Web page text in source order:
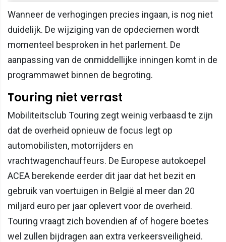
Wanneer de verhogingen precies ingaan, is nog niet
duidelijk. De wijziging van de opdeciemen wordt
momenteel besproken in het parlement. De
aanpassing van de onmiddellijke inningen komt in de
programmawet binnen de begroting.
Touring niet verrast
Mobiliteitsclub Touring zegt weinig verbaasd te zijn
dat de overheid opnieuw de focus legt op
automobilisten, motorrijders en
vrachtwagenchauffeurs. De Europese autokoepel
ACEA berekende eerder dit jaar dat het bezit en
gebruik van voertuigen in België al meer dan 20
miljard euro per jaar oplevert voor de overheid.
Touring vraagt zich bovendien af of hogere boetes
wel zullen bijdragen aan extra verkeersveiligheid.